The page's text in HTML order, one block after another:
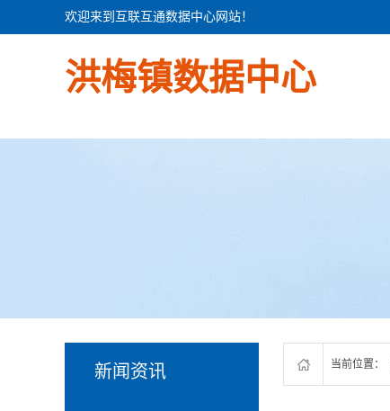
欢迎来到互联互通数据中心网站！
洪梅镇数据中心
新闻资讯 当前位置：